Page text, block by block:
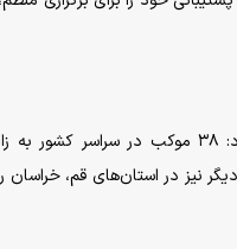
رئیس کمیته رسانه ستاد با اشاره به برپایی حدود ۳۸ موکب در تهران و استان های دیگر بیان کرد: ۳۸ موکب
خدمات‌رسانی خواهند کرد. ۲۶ موکب در استان تهران و علاوه بر آن، ۱۲ موکب دیگر نیز در